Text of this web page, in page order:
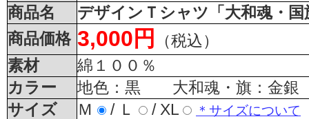
商品名
デザインＴシャツ「大和魂・国
商品価格 3,000円
（税込）
素材
綿１００％
カラー
地色：黒 大和魂・旗：金
サイズ
Ｍ / Ｌ / XL ＊サイズについて